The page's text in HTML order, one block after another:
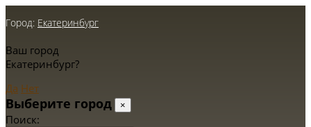
Город: Екатеринбург
Ваш город
Екатеринбург?
Да Нет
Выберите город ×
Поиск: